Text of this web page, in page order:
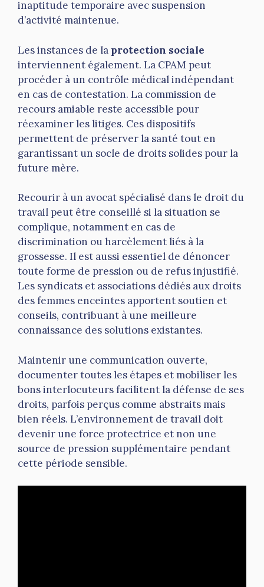
inaptitude temporaire avec suspension
d’activité maintenue.
Les instances de la protection sociale
interviennent également. La CPAM peut
procéder à un contrôle médical indépendant
en cas de contestation. La commission de
recours amiable reste accessible pour
réexaminer les litiges. Ces dispositifs
permettent de préserver la santé tout en
garantissant un socle de droits solides pour la
future mère.
Recourir à un avocat spécialisé dans le droit du
travail peut être conseillé si la situation se
complique, notamment en cas de
discrimination ou harcèlement liés à la
grossesse. Il est aussi essentiel de dénoncer
toute forme de pression ou de refus injustifié.
Les syndicats et associations dédiés aux droits
des femmes enceintes apportent soutien et
conseils, contribuant à une meilleure
connaissance des solutions existantes.
Maintenir une communication ouverte,
documenter toutes les étapes et mobiliser les
bons interlocuteurs facilitent la défense de ses
droits, parfois perçus comme abstraits mais
bien réels. L’environnement de travail doit
devenir une force protectrice et non une
source de pression supplémentaire pendant
cette période sensible.